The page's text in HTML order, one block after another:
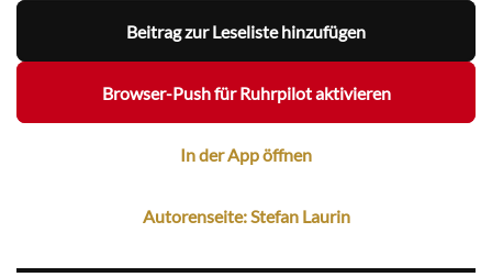
Beitrag zur Leseliste hinzufügen
Browser-Push für Ruhrpilot aktivieren
In der App öffnen
Autorenseite: Stefan Laurin